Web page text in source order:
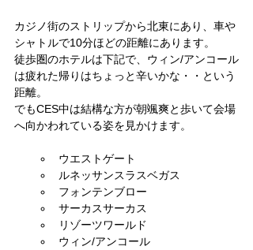
カジノ街のストリップから北東にあり、車や
シャトルで10分ほどの距離にあります。
徒歩圏のホテルは下記で、ウィン/アンコール
は疲れた帰りはちょっと辛いかな・・という
距離。
でもCES中は結構な方が朝颯爽と歩いて会場
へ向かわれている姿を見かけます。
ウエストゲート
ルネッサンスラスベガス
フォンテンブロー
サーカスサーカス
リゾーツワールド
ウィン/アンコール